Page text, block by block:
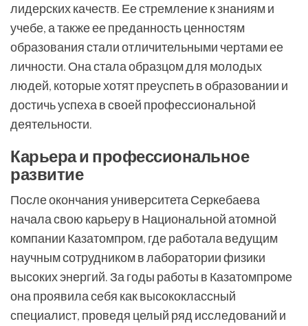
лидерских качеств. Ее стремление к знаниям и
учебе, а также ее преданность ценностям
образования стали отличительными чертами ее
личности. Она стала образцом для молодых
людей, которые хотят преуспеть в образовании и
достичь успеха в своей профессиональной
деятельности.
Карьера и профессиональное
развитие
После окончания университета Серкебаева
начала свою карьеру в Национальной атомной
компании Казатомпром, где работала ведущим
научным сотрудником в лаборатории физики
высоких энергий. За годы работы в Казатомпроме
она проявила себя как высококлассный
специалист, проведя целый ряд исследований и